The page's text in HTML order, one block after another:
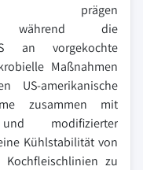
prägen
während die
an vorgekochte
Maßnahmen
amerikanische
zusammen mit
modifizierter
Kühlstabilität von
zu